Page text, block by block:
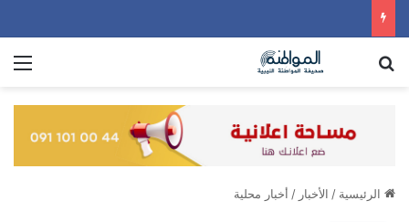
الرئيسية / الأخبار / أخبار محلية